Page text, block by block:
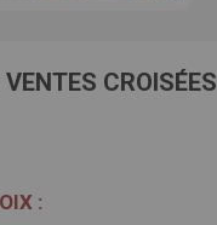
CROISÉES
: